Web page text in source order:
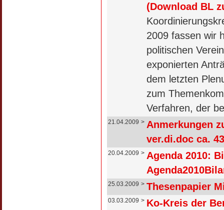
(Download BL
2009 fassen wir
politischen
exponierten
dem letzten
zum
Verfahren, der
21.04.2009 > Anmerkungen
ver.di.doc ca.
20.04.2009 > Agenda 2010:
25.03.2009 > Thesenpapier
03.03.2009 > Ko-Kreis der